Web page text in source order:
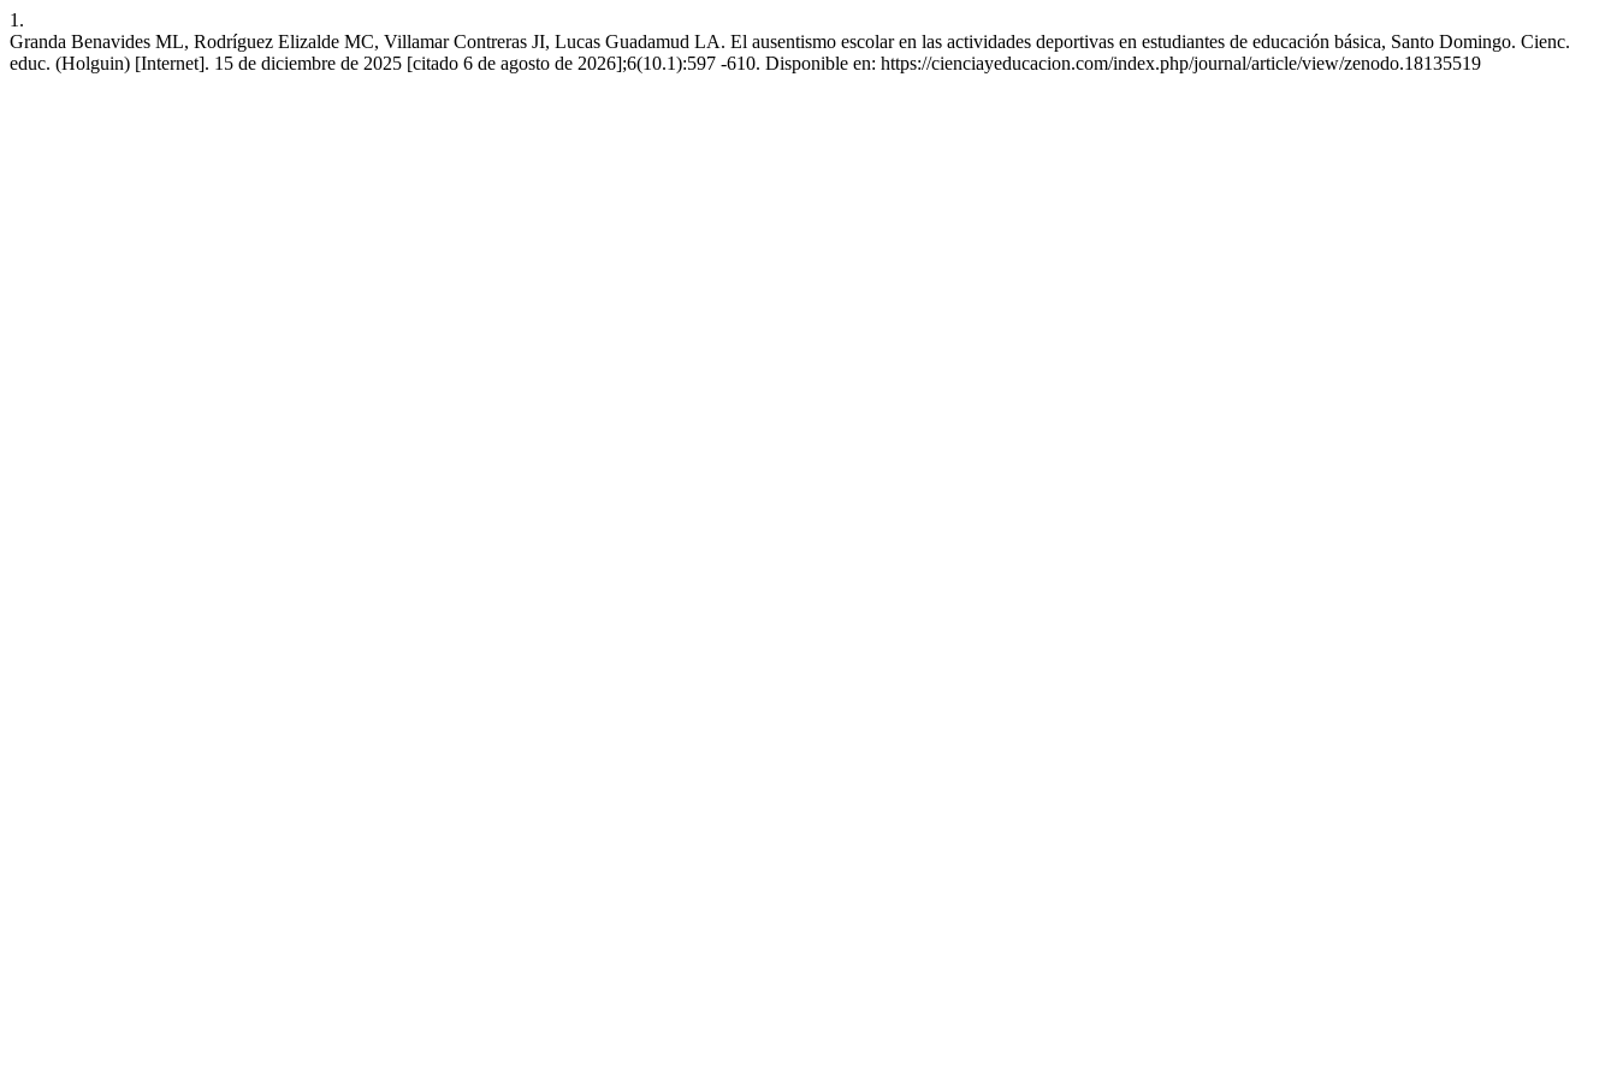
1.
Granda Benavides ML, Rodríguez Elizalde MC, Villamar Contreras JI, Lucas Guadamud LA. El ausentismo escolar en las actividades deportivas en estudiantes de educación básica, Santo Domingo. Cienc.
educ. (Holguin) [Internet]. 15 de diciembre de 2025 [citado 6 de agosto de 2026];6(10.1):597 -610. Disponible en: https://cienciayeducacion.com/index.php/journal/article/view/zenodo.18135519